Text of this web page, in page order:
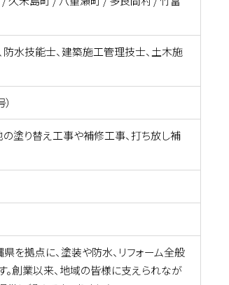
水技能士、建築施工管理技士、土木施
塗り替え工事や補修工事、打ち放し補
を拠点に、塗装や防水、リフォーム全般
。創業以来、地域の皆様に支えられなが